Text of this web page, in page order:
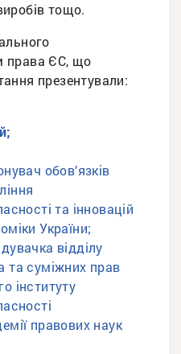
тощо.
права ЄС, що
презентували:
обов’язків
та інновацій
України;
відділу
та суміжних прав
інституту
правових наук